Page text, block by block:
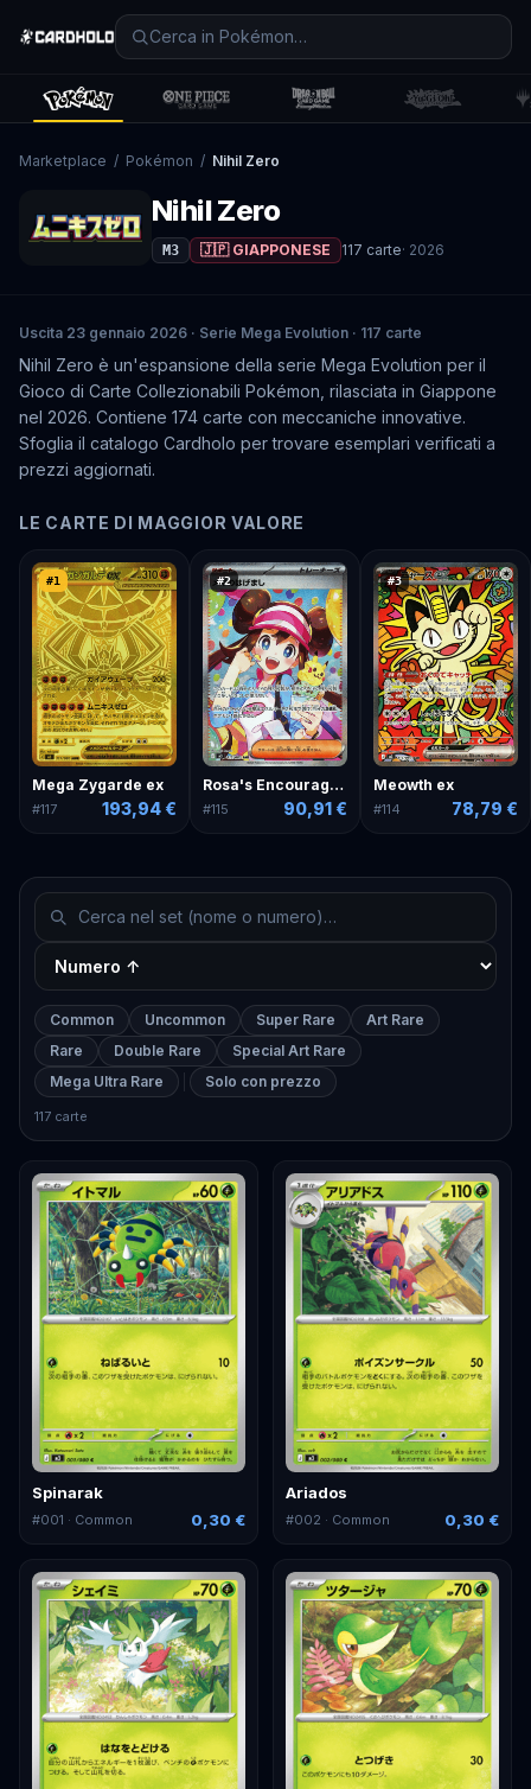
Marketplace / Pokémon / Nihil Zero
Nihil Zero
M3 🇯🇵 GIAPPONESE 117 carte· 2026
Uscita 23 gennaio 2026 · Serie Mega Evolution · 117 carte
Nihil Zero è un'espansione della serie Mega Evolution per il
Gioco di Carte Collezionabili Pokémon, rilasciata in Giappone
nel 2026. Contiene 174 carte con meccaniche innovative.
Sfoglia il catalogo Cardholo per trovare esemplari verificati a
prezzi aggiornati.
LE CARTE DI MAGGIOR VALORE
#1
Mega Zygarde ex
#117 193,94 €
#2
Rosa's Encouragement
#115 90,91 €
#3
Meowth ex
#114 78,79 €
Common Uncommon Super Rare
Art Rare
Rare
Double Rare
Special Art Rare
Mega Ultra Rare
Solo con prezzo
117 carte
Spinarak
#001 · Common 0,30 €
Ariados
#002 · Common 0,30 €